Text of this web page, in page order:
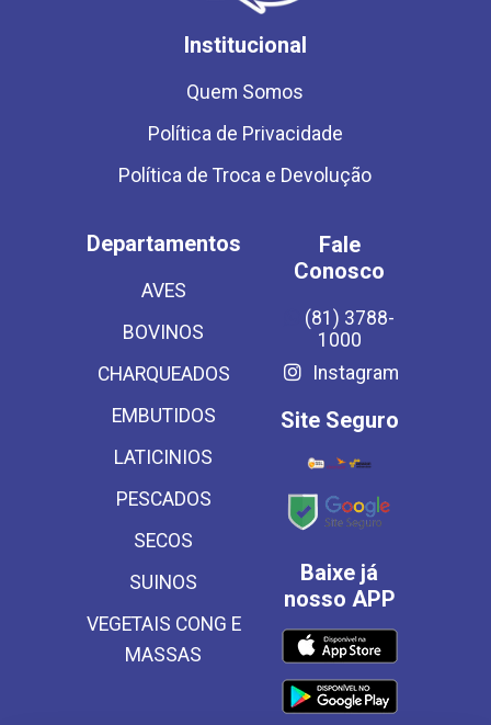
Institucional
Quem Somos
Política de Privacidade
Política de Troca e Devolução
Departamentos
AVES
BOVINOS
CHARQUEADOS
EMBUTIDOS
LATICINIOS
PESCADOS
SECOS
SUINOS
VEGETAIS CONG E
MASSAS
Fale
Conosco
(81) 3788-
1000
Instagram
Site Seguro
Baixe já
nosso APP